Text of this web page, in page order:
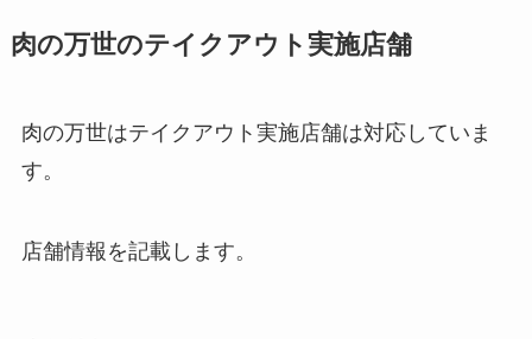
肉の万世のテイクアウト実施店舗
肉の万世はテイクアウト実施店舗は対応していま
す。
店舗情報を記載します。